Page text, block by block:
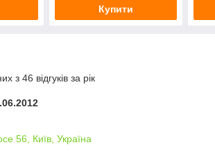
Купити
з 46 відгуків за рік
56, Київ, Україна